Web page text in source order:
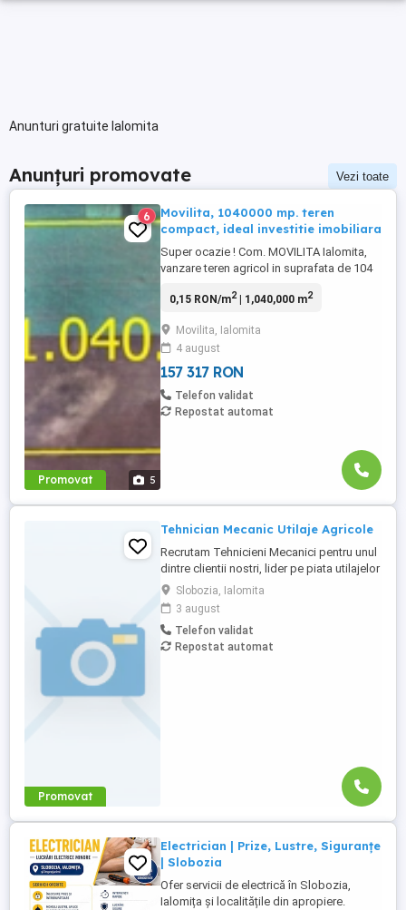
Anunturi gratuite Ialomita
Anunțuri promovate Vezi toate
Promovat 5
6
Movilita, 1040000 mp. teren
compact, ideal investitie imobiliara
Super ocazie ! Com. MOVILITA Ialomita,
vanzare teren agricol in suprafata de 104
adancime de 1.300 ml. Avand in vedere
DN2) si 43 Km. fata de Km. O al Mun.
Bucuresti terenul se preteaza ideal pentru
investitie .
0,15 RON/m2| 1,040,000 m2
Movilita, Ialomita
4 august
157 317 RON
Telefon validat
Repostat automat
Promovat
Tehnician Mecanic Utilaje Agricole
Recrutam Tehnicieni Mecanici pentru unul
dintre clientii nostri, lider pe piata utilajelor
agricole din Romania. Responsabilitati: -
Deservirea diferitelor masini si
echipamente folosite pentru lucrari in
agricultura; - Efectuarea lucrarilor de
reparatii si mentenanta a echipamentelor
Slobozia, Ialomita
3 august
Telefon validat
Repostat automat
Electrician | Prize, Lustre, Siguranțe
| Slobozia
Ofer servicii de electrică în Slobozia,
Ialomița și localitățile din apropiere.